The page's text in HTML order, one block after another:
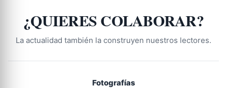
¿QUIERES COLABORAR?
La actualidad también la construyen nuestros lectores.
Fotografías